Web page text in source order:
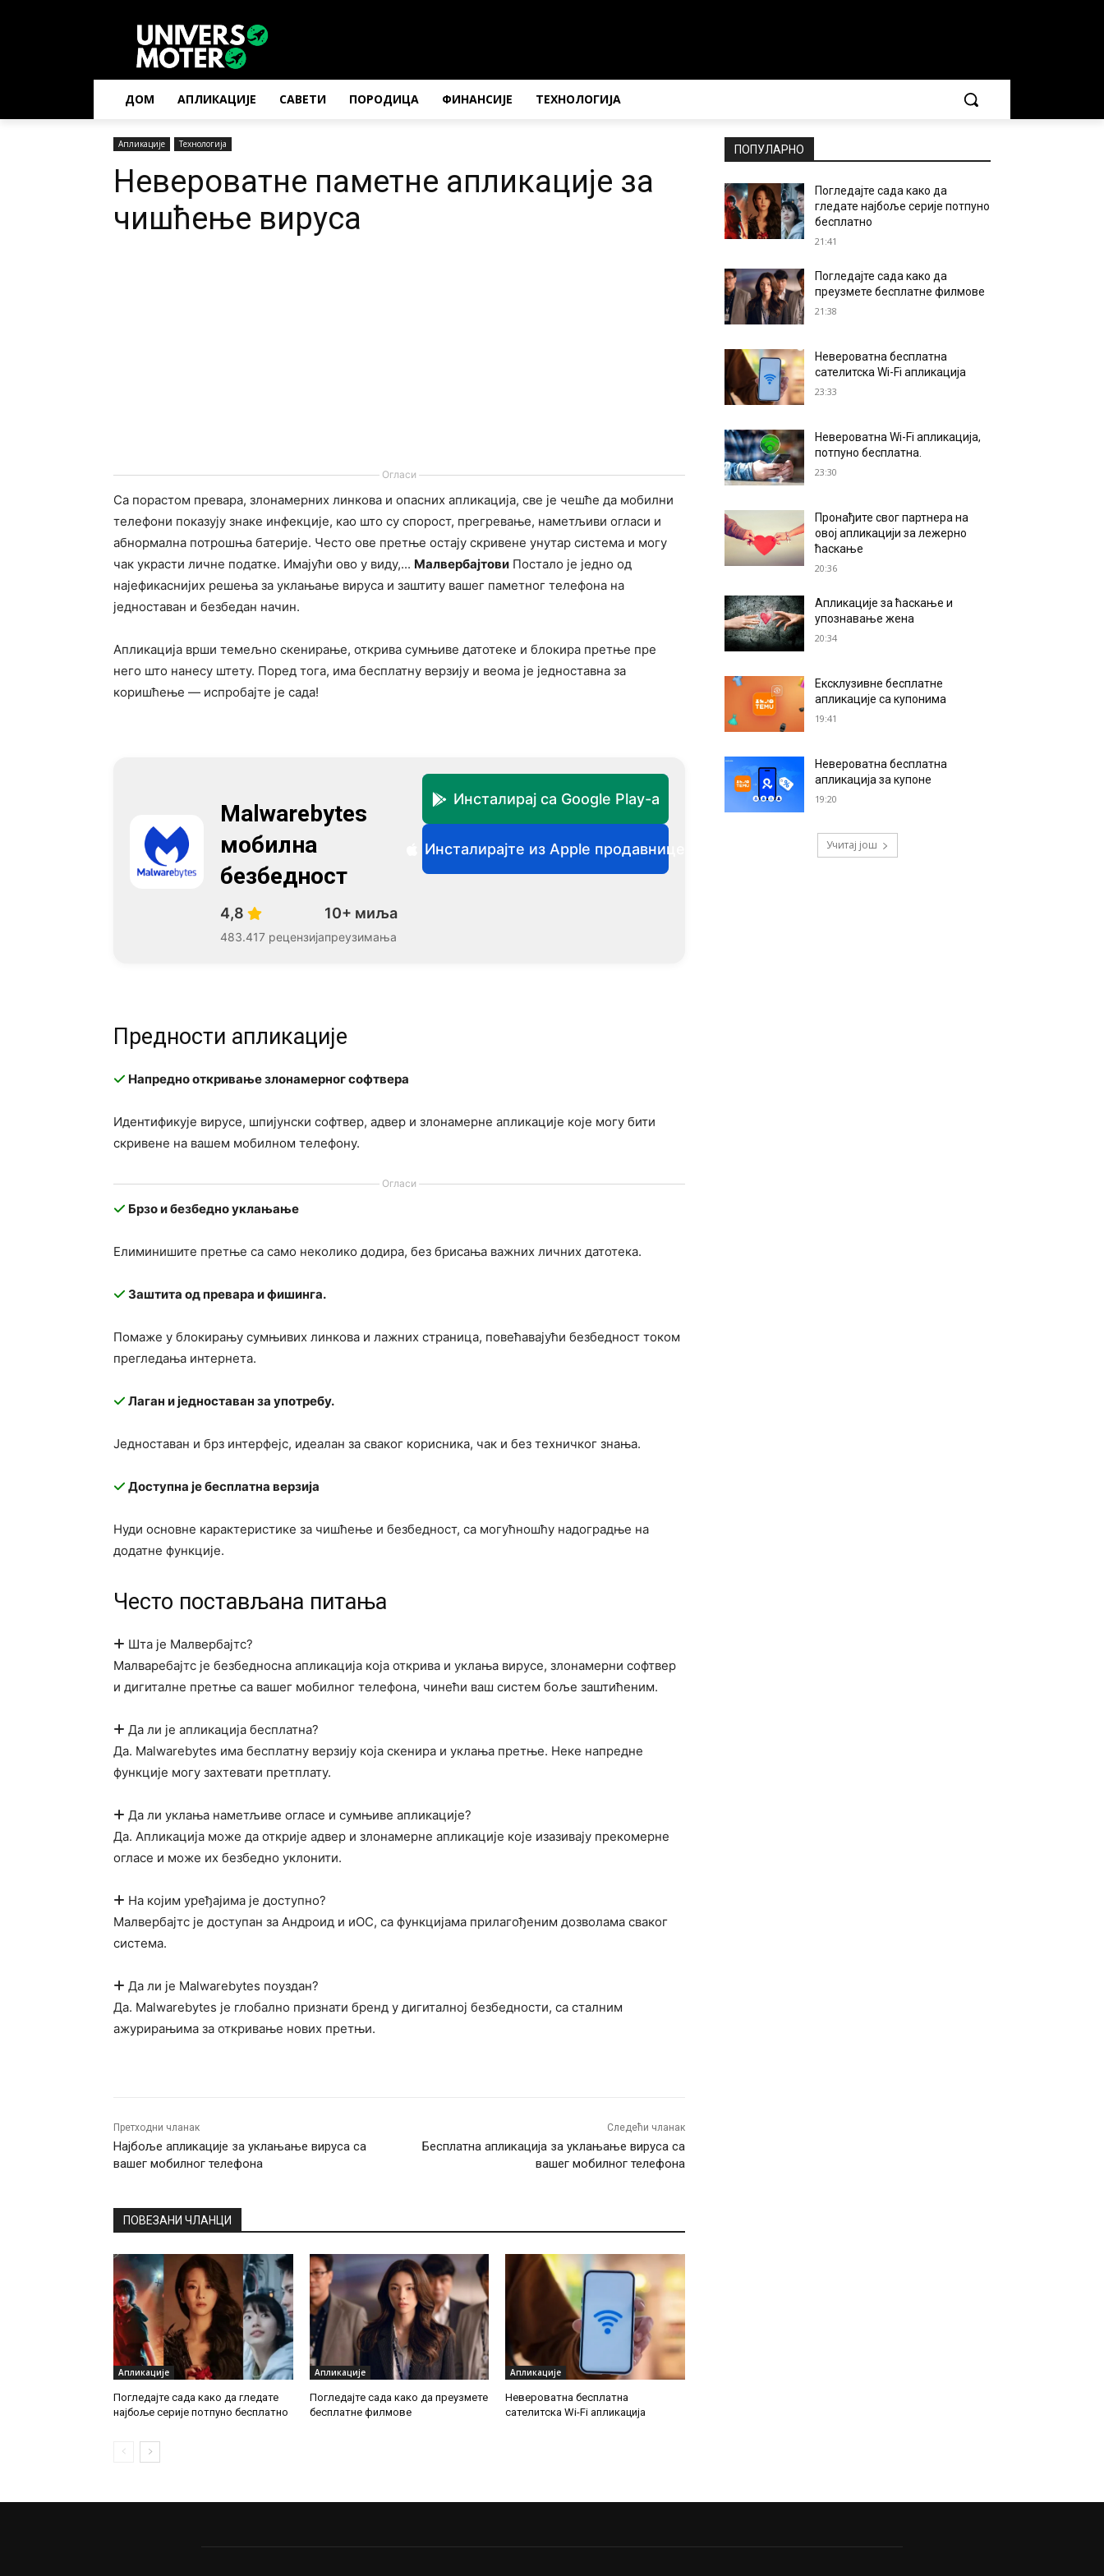
ДОМ АПЛИКАЦИЈЕ САВЕТИ ПОРОДИЦА ФИНАНСИЈЕ ТЕХНОЛОГИЈА
Апликације Технологија
Невероватне паметне апликације за
чишћење вируса
Огласи
Са порастом превара, злонамерних линкова и опасних апликација, све је чешће да мобилни
телефони показују знаке инфекције, као што су спорост, прегревање, наметљиви огласи и
абнормална потрошња батерије. Често ове претње остају скривене унутар система и могу
чак украсти личне податке. Имајући ово у виду,... Малвербајтови Постало је једно од
најефикаснијих решења за уклањање вируса и заштиту вашег паметног телефона на
једноставан и безбедан начин.
Апликација врши темељно скенирање, открива сумњиве датотеке и блокира претње пре
него што нанесу штету. Поред тога, има бесплатну верзију и веома је једноставна за
коришћење — испробајте је сада!
Malwarebytes
мобилна
безбедност
4,8
483.417 рецензија
10+ миља
преузимања
Инсталирај са Google Play-а
Инсталирајте из Apple продавнице
Предности апликације
Напредно откривање злонамерног софтвера
Идентификује вирусе, шпијунски софтвер, адвер и злонамерне апликације које могу бити
скривене на вашем мобилном телефону.
Огласи
Брзо и безбедно уклањање
Елиминишите претње са само неколико додира, без брисања важних личних датотека.
Заштита од превара и фишинга.
Помаже у блокирању сумњивих линкова и лажних страница, повећавајући безбедност током
прегледања интернета.
Лаган и једноставан за употребу.
Једноставан и брз интерфејс, идеалан за сваког корисника, чак и без техничког знања.
Доступна је бесплатна верзија
Нуди основне карактеристике за чишћење и безбедност, са могућношћу надоградње на
додатне функције.
Често постављана питања
Шта је Малвербајтс?
Малваребајтс је безбедносна апликација која открива и уклања вирусе, злонамерни софтвер
и дигиталне претње са вашег мобилног телефона, чинећи ваш систем боље заштићеним.
Да ли је апликација бесплатна?
Да. Malwarebytes има бесплатну верзију која скенира и уклања претње. Неке напредне
функције могу захтевати претплату.
Да ли уклања наметљиве огласе и сумњиве апликације?
Да. Апликација може да открије адвер и злонамерне апликације које изазивају прекомерне
огласе и може их безбедно уклонити.
На којим уређајима је доступно?
Малвербајтс је доступан за Андроид и иОС, са функцијама прилагођеним дозволама сваког
система.
Да ли је Malwarebytes поуздан?
Да. Malwarebytes је глобално признати бренд у дигиталној безбедности, са сталним
ажурирањима за откривање нових претњи.
Претходни чланак
Најбоље апликације за уклањање вируса са
вашег мобилног телефона
Следећи чланак
Бесплатна апликација за уклањање вируса са
вашег мобилног телефона
ПОВЕЗАНИ ЧЛАНЦИ
Апликације
Погледајте сада како да гледате
најбоље серије потпуно бесплатно
Апликације
Погледајте сада како да преузмете
бесплатне филмове
Апликације
Невероватна бесплатна
сателитска Wi-Fi апликација
ПОПУЛАРНО
Погледајте сада како да
гледате најбоље серије потпуно
бесплатно
21:41
Погледајте сада како да
преузмете бесплатне филмове
21:38
Невероватна бесплатна
сателитска Wi-Fi апликација
23:33
Невероватна Wi-Fi апликација,
потпуно бесплатна.
23:30
Пронађите свог партнера на
овој апликацији за лежерно
ћаскање
20:36
Апликације за ћаскање и
упознавање жена
20:34
Ексклузивне бесплатне
апликације са купонима
19:41
Невероватна бесплатна
апликација за купоне
19:20
Учитај још